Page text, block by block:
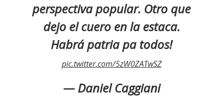
perspectiva popular. Otro que
dejo el cuero en la estaca.
Habrá patria pa todos!
pic.twitter.com/5zW0ZATwSZ
— Daniel Caggiani